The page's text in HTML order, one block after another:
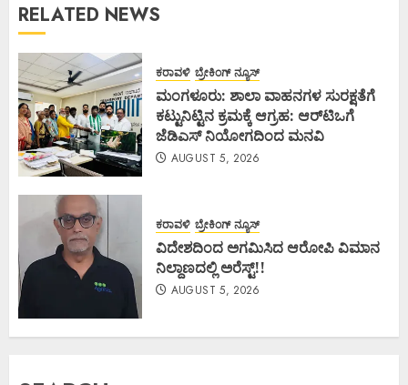
RELATED NEWS
ಕರಾವಳಿ ಬ್ರೇಕಿಂಗ್ ನ್ಯೂಸ್
ಮಂಗಳೂರು: ಶಾಲಾ ವಾಹನಗಳ ಸುರಕ್ಷತೆಗೆ
ಕಟ್ಟುನಿಟ್ಟಿನ ಕ್ರಮಕ್ಕೆ ಆಗ್ರಹ: ಆರ್‌ಟಿಒಗೆ
ಜೆಡಿಎಸ್ ನಿಯೋಗದಿಂದ ಮನವಿ
AUGUST 5, 2026
ಕರಾವಳಿ ಬ್ರೇಕಿಂಗ್ ನ್ಯೂಸ್
ವಿದೇಶದಿಂದ ಅಗಮಿಸಿದ ಆರೋಪಿ ವಿಮಾನ
ನಿಲ್ದಾಣದಲ್ಲಿ ಅರೆಸ್ಟ್‌!!
AUGUST 5, 2026